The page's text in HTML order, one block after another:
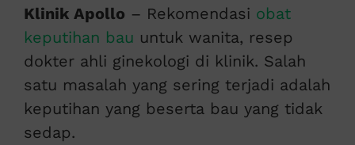
Klinik Apollo – Rekomendasi obat
keputihan bau untuk wanita, resep
dokter ahli ginekologi di klinik. Salah
satu masalah yang sering terjadi adalah
keputihan yang beserta bau yang tidak
sedap.